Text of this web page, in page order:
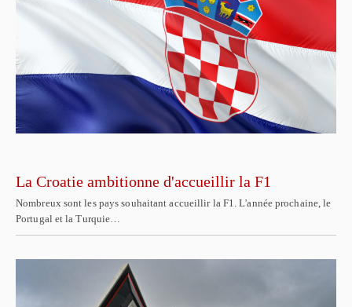
La Croatie ambitionne d'accueillir la F1
Nombreux sont les pays souhaitant accueillir la F1. L'année prochaine, le
Portugal et la Turquie…